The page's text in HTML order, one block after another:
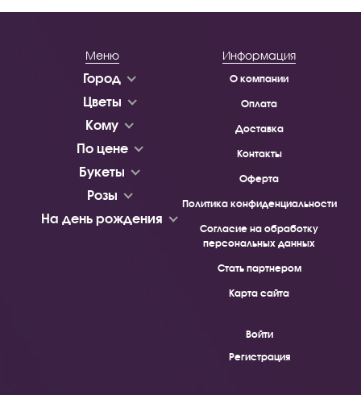
Меню
Город
Цветы
Кому
По цене
Букеты
Розы
На день рождения
Информация
О компании
Оплата
Доставка
Контакты
Оферта
Политика конфиденциальности
Согласие на обработку
персональных данных
Стать партнером
Карта сайта
Войти
Регистрация